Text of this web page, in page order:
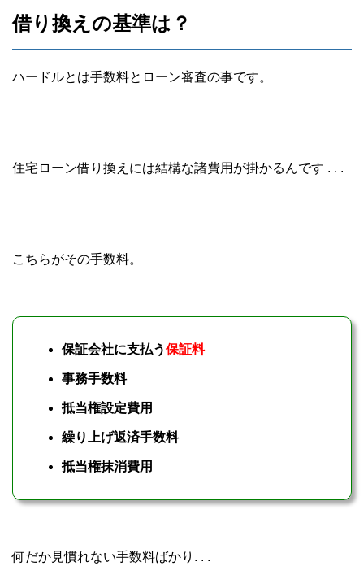
借り換えの基準は？
ハードルとは手数料とローン審査の事です。
住宅ローン借り換えには結構な諸費用が掛かるんです . . .
こちらがその手数料。
保証会社に支払う保証料
事務手数料
抵当権設定費用
繰り上げ返済手数料
抵当権抹消費用
何だか見慣れない手数料ばかり. . .